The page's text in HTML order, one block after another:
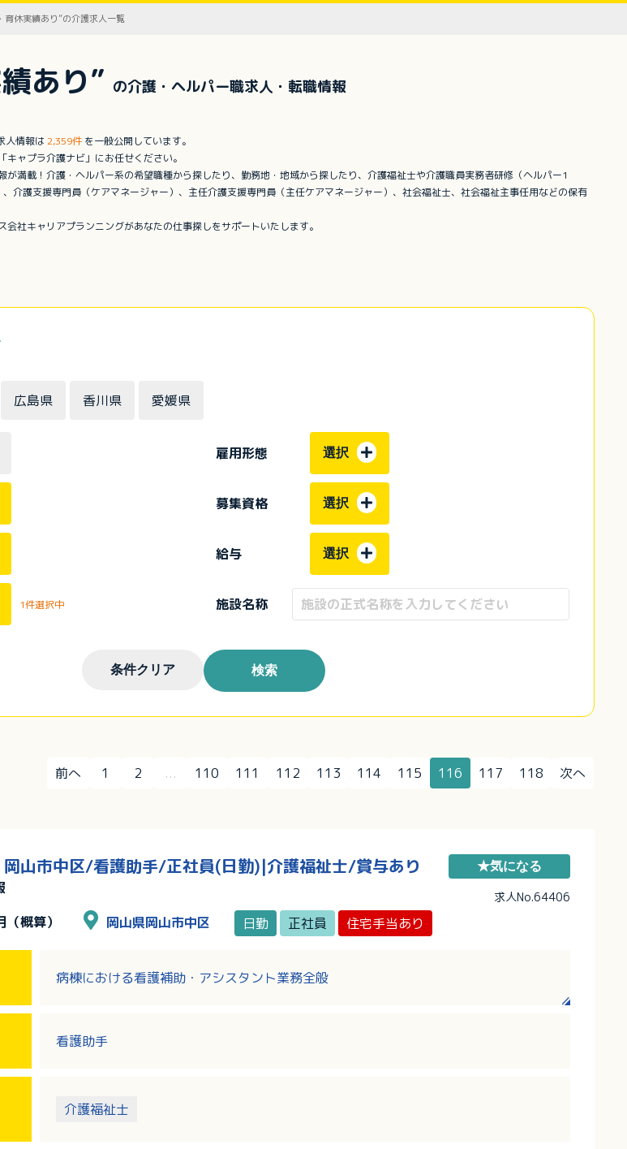
育休実績あり”の介護求人一覧
あり” の介護・ヘルパー職求人・転職情報
人情報は 2,359件 を一般公開しています。
ャプラ介護ナビ」にお任せください。
が満載！介護・ヘルパー系の希望職種から探したり、勤務地・地域から探したり、介護福祉士や介護職員実務者研修（ヘルパー1
介護支援専門員（ケアマネージャー）、主任介護支援専門員（主任ケアマネージャー）、社会福祉士、社会福祉主事任用などの保有
社キャリアプランニングがあなたの仕事探しをサポートいたします。
広島県 香川県 愛媛県
雇用形態 選択
募集資格 選択
給与 選択
1件選択中 施設名称
条件クリア 検索
前へ 1 2 ... 110 111 112 113 114 115 116 117 118 次へ
岡山市中区/看護助手/正社員(日勤)|介護福祉士/賞与あり
（概算） 岡山県岡山市中区 日勤 正社員 住宅手当あり
★気になる
求人No.64406
病棟における看護補助・アシスタント業務全般
看護助手
介護福祉士